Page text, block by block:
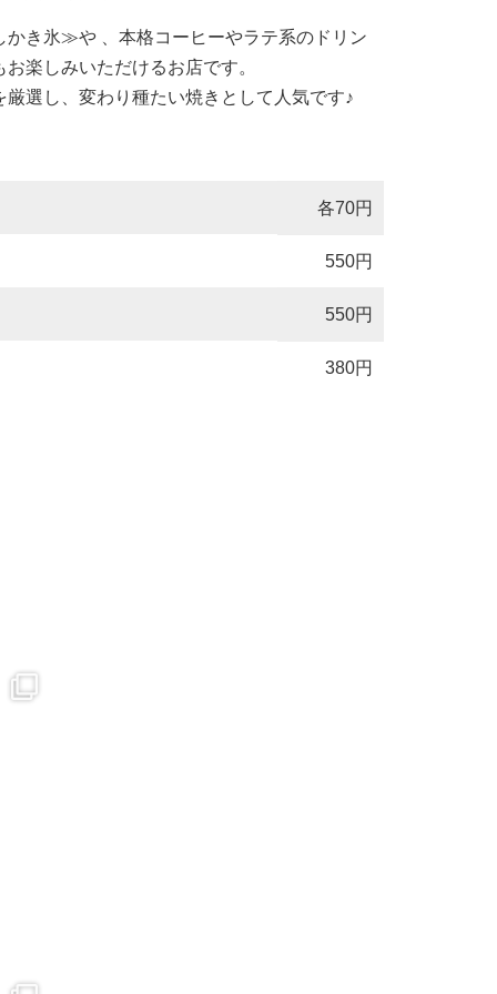
き氷≫や 、本格コーヒーやラテ系のドリン
楽しみいただけるお店です。
選し、変わり種たい焼きとして人気です♪
各70円
550円
550円
380円